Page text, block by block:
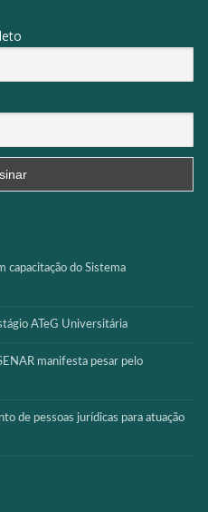
capacitação do Sistema
ATeG Universitária
manifesta pesar pelo
de pessoas jurídicas para atuação